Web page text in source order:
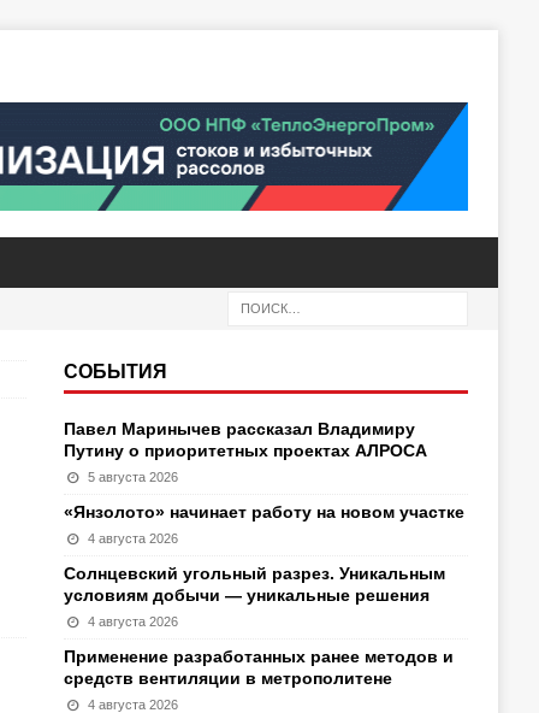
СОБЫТИЯ
Павел Маринычев рассказал Владимиру
Путину о приоритетных проектах АЛРОСА
5 августа 2026
«Янзолото» начинает работу на новом участке
4 августа 2026
Солнцевский угольный разрез. Уникальным
условиям добычи — уникальные решения
4 августа 2026
Применение разработанных ранее методов и
средств вентиляции в метрополитене
4 августа 2026